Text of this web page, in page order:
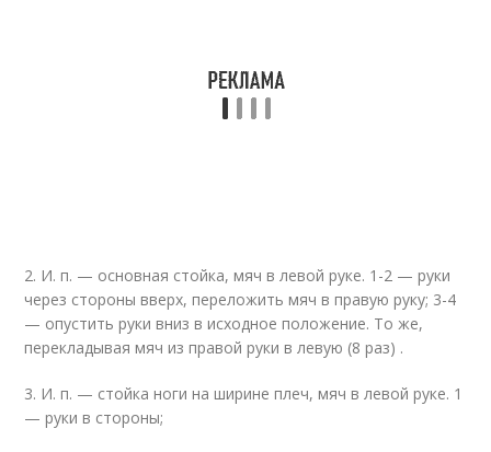
2. И. п. — основная стойка, мяч в левой руке. 1-2 — руки
через стороны вверх, переложить мяч в правую руку; 3-4
— опустить руки вниз в исходное положение. То же,
перекладывая мяч из правой руки в левую (8 раз) .
3. И. п. — стойка ноги на ширине плеч, мяч в левой руке. 1
— руки в стороны;